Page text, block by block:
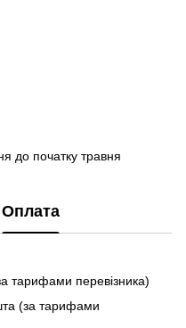
до початку травня
Оплата
тарифами перевізника)
(за тарифами